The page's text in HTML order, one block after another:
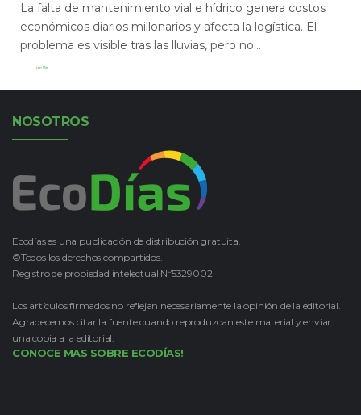
La falta de mantenimiento vial e hídrico genera costos
económicos diarios millonarios y afecta la logística. El
problema es visible tras las lluvias, pero no...
Leer Más
NOSOTROS
Ecodías es una publicación de distribución gratuita.
©Todos los derechos compartidos.
Registro de propiedad intelectual Nº5329002
Los artículos firmados no reflejan necesariamente la opinión de la editorial.
Agradecemos citar la fuente cuando reproduzcan este material y enviar
una copia a la editorial.
CONOCE MAS SOBRE ECODÍAS!